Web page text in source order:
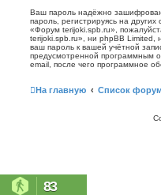
Ваш пароль надёжно
пароль, регистрируясь на
«Форум terijoki.spb.ru»,
terijoki.spb.ru», ни phpBB Limited,
ваш пароль к вашей учётной
предусмотренной программным
email, после чего программное
На главную Список
83